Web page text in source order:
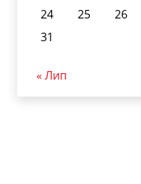
24
25 26
31
« Лип